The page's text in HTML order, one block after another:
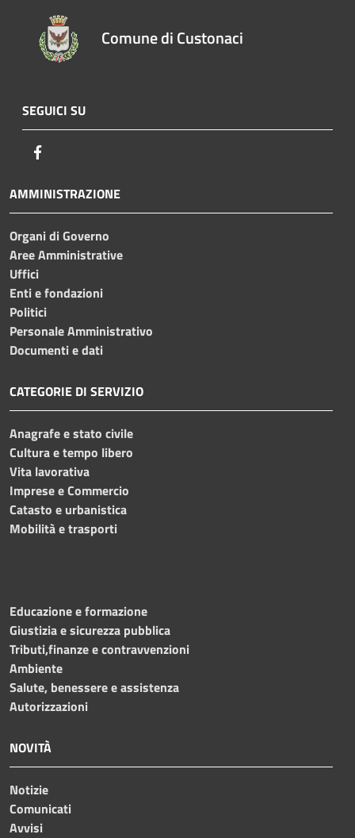
Comune di Custonaci
SEGUICI SU
AMMINISTRAZIONE
Organi di Governo
Aree Amministrative
Uffici
Enti e fondazioni
Politici
Personale Amministrativo
Documenti e dati
CATEGORIE DI SERVIZIO
Anagrafe e stato civile
Cultura e tempo libero
Vita lavorativa
Imprese e Commercio
Catasto e urbanistica
Mobilità e trasporti
Educazione e formazione
Giustizia e sicurezza pubblica
Tributi,finanze e contravvenzioni
Ambiente
Salute, benessere e assistenza
Autorizzazioni
NOVITÀ
Notizie
Comunicati
Avvisi